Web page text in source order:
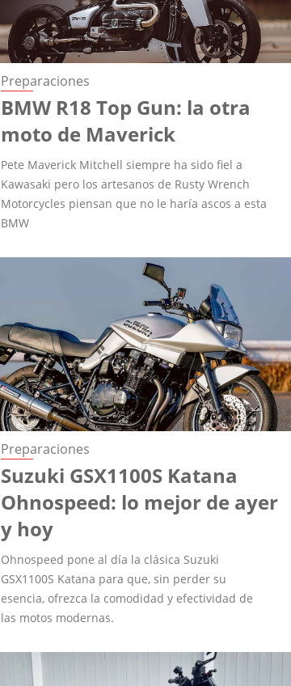
Preparaciones
BMW R18 Top Gun: la otra
moto de Maverick
Pete Maverick Mitchell siempre ha sido fiel a
Kawasaki pero los artesanos de Rusty Wrench
Motorcycles piensan que no le haría ascos a esta
BMW
Preparaciones
Suzuki GSX1100S Katana
Ohnospeed: lo mejor de ayer
y hoy
Ohnospeed pone al día la clásica Suzuki
GSX1100S Katana para que, sin perder su
esencia, ofrezca la comodidad y efectividad de
las motos modernas.